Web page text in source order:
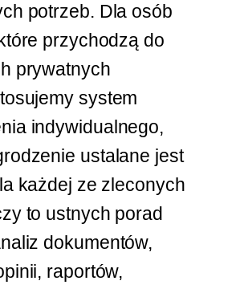
potrzeb. Dla osób
przychodzą do
prywatnych
system
indywidualnego,
ustalane jest
każdej ze zleconych
to ustnych porad
dokumentów,
raportów,